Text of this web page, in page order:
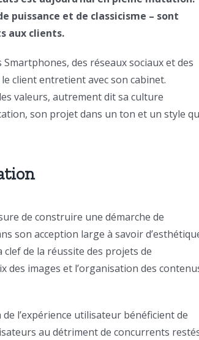
puissance et de classicisme – sont
aux clients.
des réseaux sociaux et des
client entretient avec son cabinet.
valeurs, autrement dit sa culture
son projet dans un ton et un style
de construire une démarche de
son acception large à savoir
de la réussite des projets de
des images et l’organisation des
l’expérience utilisateur bénéficient de
au détriment de concurrents